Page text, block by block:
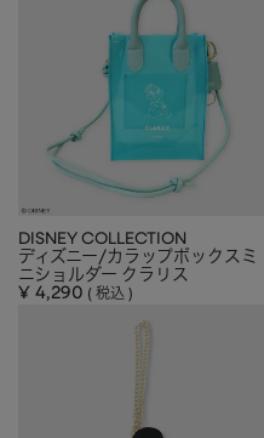
DISNEY COLLECTION
ディズニー/カラップボックスミ
ニショルダー クラリス
¥ 4,290 税込